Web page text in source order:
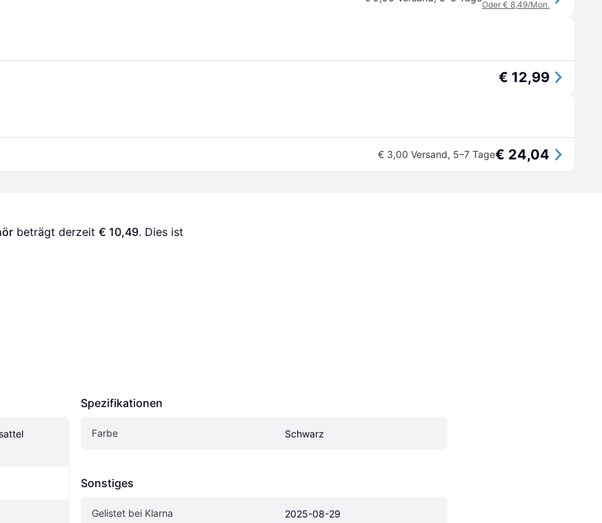
Oder € 8,49/Mon.
€ 12,99
€ 3,00 Versand, 5–7 Tage€ 24,04
beträgt derzeit € 10,49. Dies ist
Spezifikationen
Farbe Schwarz
Sonstiges
Gelistet bei Klarna 2025-08-29